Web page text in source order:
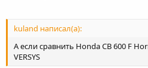
kuland написал(а):
А если сравнить Honda CB 600 F
VERSYS